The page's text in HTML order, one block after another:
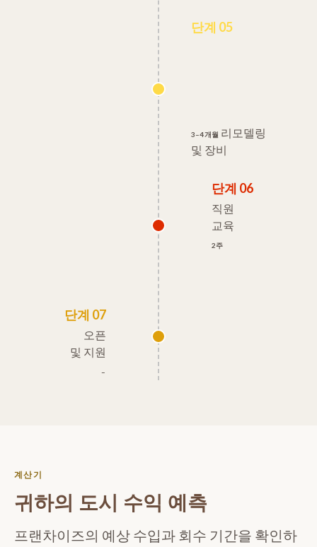
단계 05
3–4개월 리모델링
및 장비
2주
직원
교육
단계 06
–
오픈
및 지원
단계 07
계산기
귀하의 도시 수익 예측
프랜차이즈의 예상 수입과 회수 기간을 확인하